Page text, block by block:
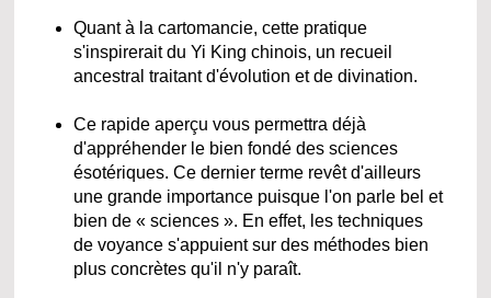
Quant à la cartomancie, cette pratique
s'inspirerait du Yi King chinois, un recueil
ancestral traitant d'évolution et de divination.
Ce rapide aperçu vous permettra déjà
d'appréhender le bien fondé des sciences
ésotériques. Ce dernier terme revêt d'ailleurs
une grande importance puisque l'on parle bel et
bien de « sciences ». En effet, les techniques
de voyance s'appuient sur des méthodes bien
plus concrètes qu'il n'y paraît.